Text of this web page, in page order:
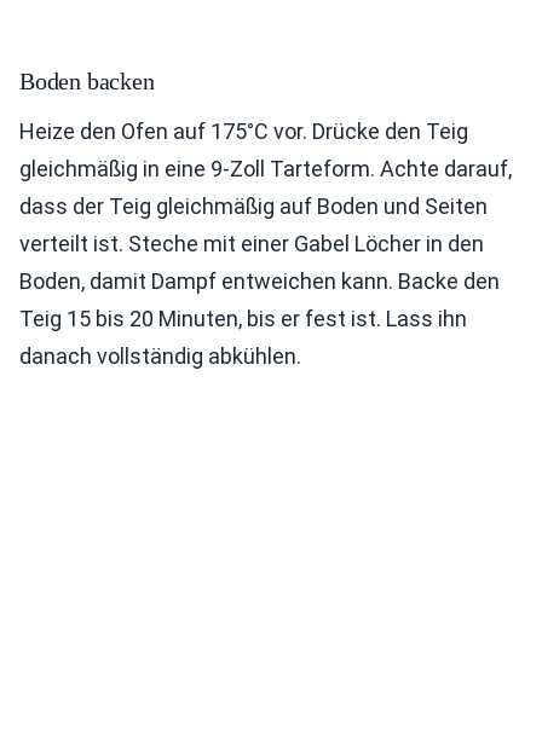
Boden backen
Heize den Ofen auf 175°C vor. Drücke den Teig
gleichmäßig in eine 9-Zoll Tarteform. Achte darauf,
dass der Teig gleichmäßig auf Boden und Seiten
verteilt ist. Steche mit einer Gabel Löcher in den
Boden, damit Dampf entweichen kann. Backe den
Teig 15 bis 20 Minuten, bis er fest ist. Lass ihn
danach vollständig abkühlen.